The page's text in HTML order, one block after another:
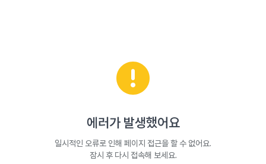
에러가 발생했어요
일시적인 오류로 인해 페이지 접근을 할 수 없어요.
잠시 후 다시 접속해 보세요.